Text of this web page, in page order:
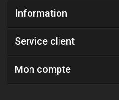
Information
Service client
Mon compte